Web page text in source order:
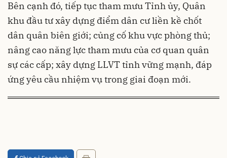
Bên cạnh đó, tiếp tục tham mưu Tỉnh ủy, Quân
khu đầu tư xây dựng điểm dân cư liền kề chốt
dân quân biên giới; củng cố khu vực phòng thủ;
nâng cao năng lực tham mưu của cơ quan quân
sự các cấp; xây dựng LLVT tỉnh vững mạnh, đáp
ứng yêu cầu nhiệm vụ trong giai đoạn mới.